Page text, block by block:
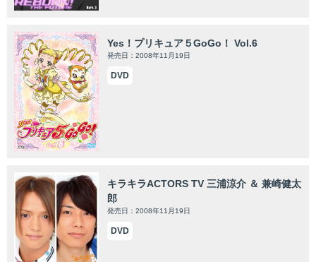
Yes！プリキュア５GoGo！ Vol.6
発売日：2008年11月19日
DVD
キラキラACTORS TV 三浦涼介 ＆ 兼崎健太
郎
発売日：2008年11月19日
DVD